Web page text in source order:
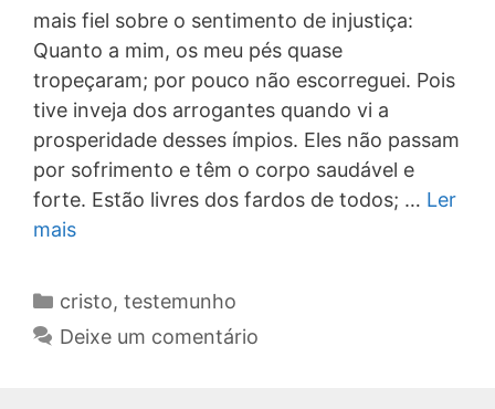
mais fiel sobre o sentimento de injustiça:
Quanto a mim, os meu pés quase
tropeçaram; por pouco não escorreguei. Pois
tive inveja dos arrogantes quando vi a
prosperidade desses ímpios. Eles não passam
por sofrimento e têm o corpo saudável e
forte. Estão livres dos fardos de todos; … Ler
mais
Categorias
cristo, testemunho
Deixe um comentário